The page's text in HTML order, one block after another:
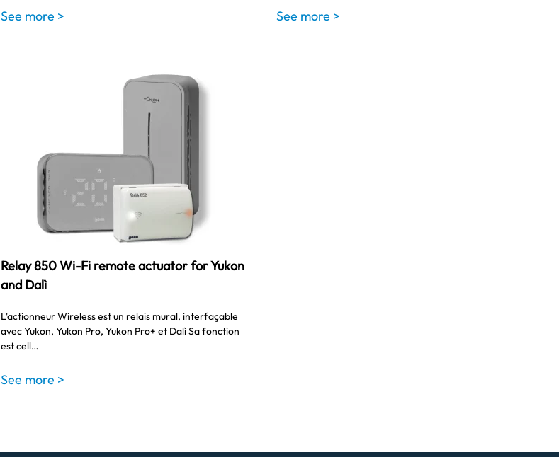
See more > See more >
Relay 850 Wi-Fi remote actuator for Yukon
and Dalì
L'actionneur Wireless est un relais mural, interfaçable
avec Yukon, Yukon Pro, Yukon Pro+ et Dalì Sa fonction
est cell…
See more >